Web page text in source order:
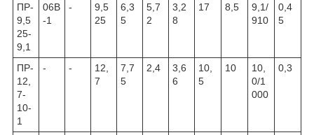
ПР-
9,5
25-
9,1
06В
-1
-
9,5
25
6,3
5
5,7
2
3,2
8
17 8,5
9,1/
910
0,4
5
ПР-
12,
7-
10-
1
- -
12,
7
7,7
5
2,4
3,6
6
10,
5
10
10,
0/1
000
0,3